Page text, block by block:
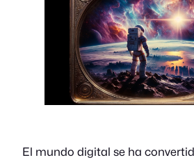
El mundo digital se ha